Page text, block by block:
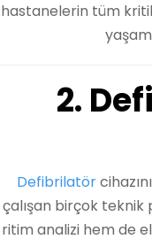
hastanelerin tüm
2.
Defibrilatör
çalışan birçok teknik
ritim analizi hem de